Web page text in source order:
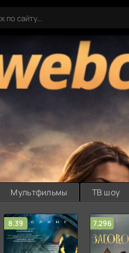
Мультфильмы ТВ шоу
8.39 7.296